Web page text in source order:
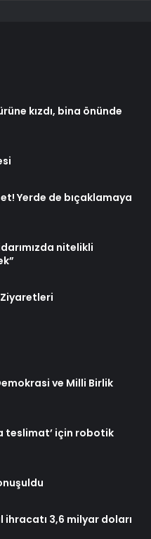
kızdı, bina önünde
Yerde de bıçaklamaya
nitelikli
ve Milli Birlik
teslimat’ için robotik
3,6 milyar doları